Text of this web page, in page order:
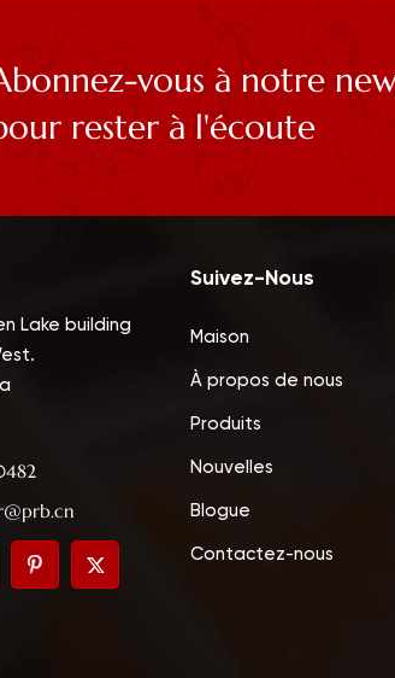
vous à notre
rester à l'écoute
Lake building
Suivez-Nous
Maison
À propos de nous
Produits
Nouvelles
Blogue
Contactez-nous